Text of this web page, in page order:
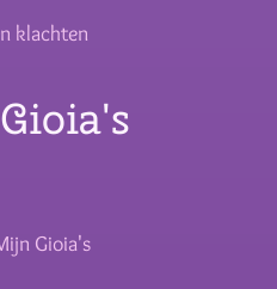
klachten
Gioia's